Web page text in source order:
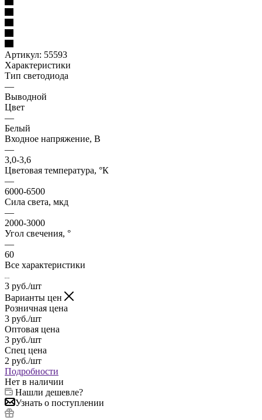
Артикул: 55593
Характеристики
Тип светодиода
—
Выводной
Цвет
—
Белый
Входное напряжение, В
—
3,0-3,6
Цветовая температура, °К
—
6000-6500
Сила света, мкд
—
2000-3000
Угол свечения, °
—
60
Все характеристики
3 руб./шт
Варианты цен
Розничная цена
3 руб./шт
Оптовая цена
3 руб./шт
Спец цена
2 руб./шт
Подробности
Нет в наличии
Нашли дешевле?
Узнать о поступлении